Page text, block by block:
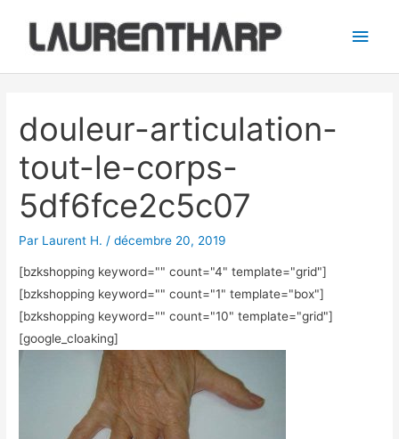
contenu
douleur-articulation-
tout-le-corps-
5df6fce2c5c07
Par Laurent H. /décembre 20, 2019
[bzkshopping keyword="" count="4" template="grid"]
[bzkshopping keyword="" count="1" template="box"]
[bzkshopping keyword="" count="10" template="grid"]
[google_cloaking]
articles